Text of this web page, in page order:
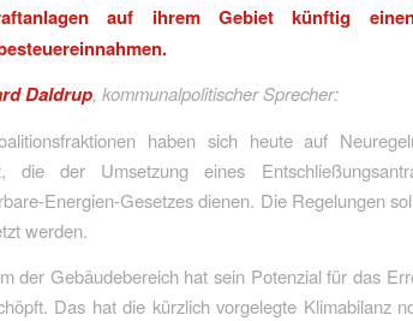
auf ihrem Gebiet künftig
Daldrup, kommunalpolitischer Sprecher:
haben sich heute auf
die der Umsetzung eines
Energien-Gesetzes dienen. Die Regelungen
werden.
der Gebäudebereich hat sein Potenzial für das
Das hat die kürzlich vorgelegte Klimabilanz